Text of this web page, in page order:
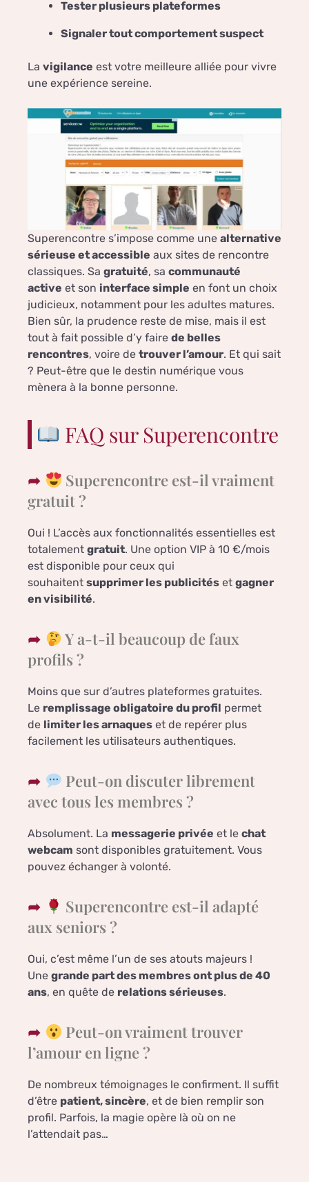
Tester plusieurs plateformes
Signaler tout comportement suspect
La vigilance est votre meilleure alliée pour vivre
une expérience sereine.
Superencontre s’impose comme une alternative
sérieuse et accessible aux sites de rencontre
classiques. Sa gratuité, sa communauté
active et son interface simple en font un choix
judicieux, notamment pour les adultes matures.
Bien sûr, la prudence reste de mise, mais il est
tout à fait possible d’y faire de belles
rencontres, voire de trouver l’amour. Et qui sait
? Peut-être que le destin numérique vous
mènera à la bonne personne.
FAQ sur Superencontre
Superencontre est-il vraiment
gratuit ?
Oui ! L’accès aux fonctionnalités essentielles est
totalement gratuit. Une option VIP à 10 €/mois
est disponible pour ceux qui
souhaitent supprimer les publicités et gagner
en visibilité.
Y a-t-il beaucoup de faux
profils ?
Moins que sur d’autres plateformes gratuites.
Le remplissage obligatoire du profil permet
de limiter les arnaques et de repérer plus
facilement les utilisateurs authentiques.
Peut-on discuter librement
avec tous les membres ?
Absolument. La messagerie privée et le chat
webcam sont disponibles gratuitement. Vous
pouvez échanger à volonté.
Superencontre est-il adapté
aux seniors ?
Oui, c’est même l’un de ses atouts majeurs !
Une grande part des membres ont plus de 40
ans, en quête de relations sérieuses.
Peut-on vraiment trouver
l’amour en ligne ?
De nombreux témoignages le confirment. Il suffit
d’être patient, sincère, et de bien remplir son
profil. Parfois, la magie opère là où on ne
l’attendait pas…